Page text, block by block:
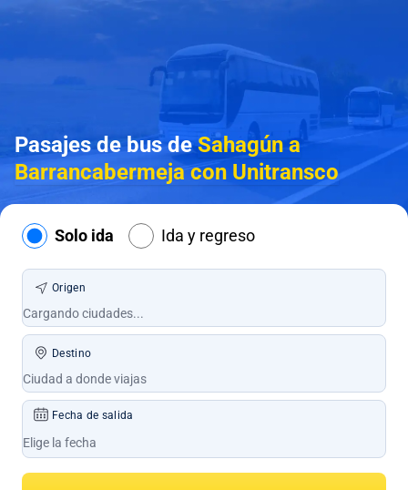
Pasajes de bus deSahagún a
Barrancabermeja con Unitransco
Solo ida Ida y regreso
Origen
Destino
Fecha de salida